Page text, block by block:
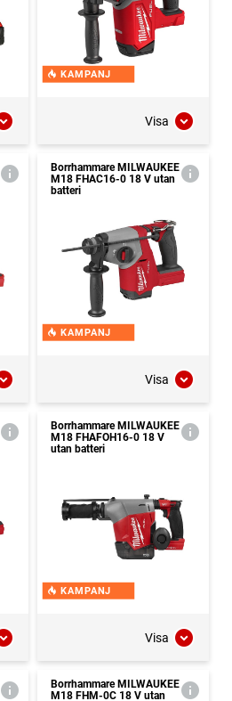
KAMPANJ
Visa
Borrhammare MILWAUKEE
M18 FHAC16-0 18 V utan
batteri
KAMPANJ
Visa
Borrhammare MILWAUKEE
M18 FHAFOH16-0 18 V
utan batteri
KAMPANJ
Visa
Borrhammare MILWAUKEE
M18 FHM-0C 18 V utan